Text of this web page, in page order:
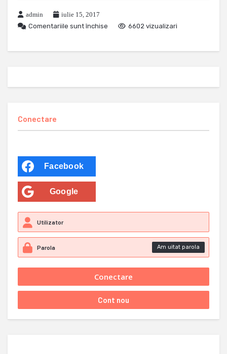
admin
iulie 15, 2017
Comentariile sunt închise
6602 vizualizari
Conectare
Facebook
Google
Am uitat parola